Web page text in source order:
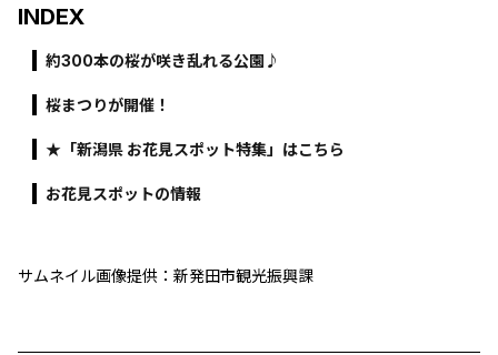
INDEX
約300本の桜が咲き乱れる公園♪
桜まつりが開催！
★「新潟県 お花見スポット特集」はこちら
お花見スポットの情報
サムネイル画像提供：新発田市観光振興課